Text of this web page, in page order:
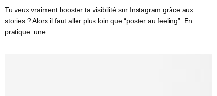
Tu veux vraiment booster ta visibilité sur Instagram grâce aux
stories ? Alors il faut aller plus loin que “poster au feeling”. En
pratique, une...